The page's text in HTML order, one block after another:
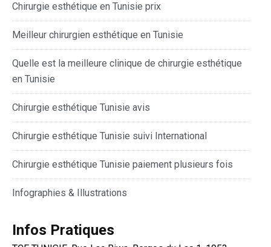
Chirurgie esthétique en Tunisie prix
Meilleur chirurgien esthétique en Tunisie
Quelle est la meilleure clinique de chirurgie esthétique
en Tunisie
Chirurgie esthétique Tunisie avis
Chirurgie esthétique Tunisie suivi International
Chirurgie esthétique Tunisie paiement plusieurs fois
Infographies & Illustrations
Infos Pratiques